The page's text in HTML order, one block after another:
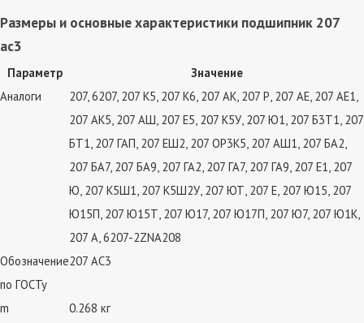
Размеры и основные характеристики подшипник 207
ас3
Параметр
Значение
Аналоги
207, 6207, 207 К5, 207 К6, 207 АК, 207 Р, 207 АЕ, 207 АЕ1,
207 АК5, 207 АШ, 207 Е5, 207 К5У, 207 Ю1, 207 Б3Т1, 207
БТ1, 207 ГАП, 207 ЕШ2, 207 ОР3К5, 207 АШ1, 207 БА2,
207 БА7, 207 БА9, 207 ГА2, 207 ГА7, 207 ГА9, 207 Е1, 207
Ю, 207 К5Ш1, 207 К5Ш2У, 207 ЮТ, 207 Е, 207 Ю15, 207
Ю15П, 207 Ю15Т, 207 Ю17, 207 Ю17П, 207 Ю7, 207 Ю1К,
207 А, 6207-2ZNA208
Обозначение
по ГОСТу
207 АС3
m
0.268 кг